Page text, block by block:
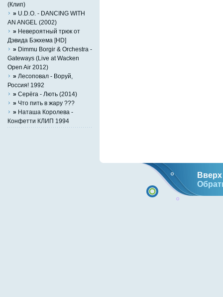
(Клип)
» U.D.O. - DANCING WITH
AN ANGEL (2002)
» Невероятный трюк от
Дэвида Бэкхема [HD]
» Dimmu Borgir & Orchestra -
Gateways (Live at Wacken
Open Air 2012)
» Лесоповал - Воруй,
Россия! 1992
» Серёга - Лють (2014)
» Что пить в жару ???
» Наташа Королева -
Конфетти КЛИП 1994
Вверх